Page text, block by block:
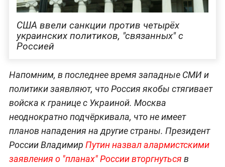
США ввели санкции против четырёх
украинских политиков, "связанных" с
Россией
Напомним, в последнее время западные СМИ и
политики заявляют, что Россия якобы стягивает
войска к границе с Украиной. Москва
неоднократно подчёркивала, что не имеет
планов нападения на другие страны. Президент
России Владимир Путин назвал алармистскими
заявления о "планах" России вторгнуться в